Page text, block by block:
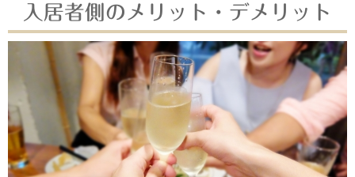
入居者側のメリット・デメリット